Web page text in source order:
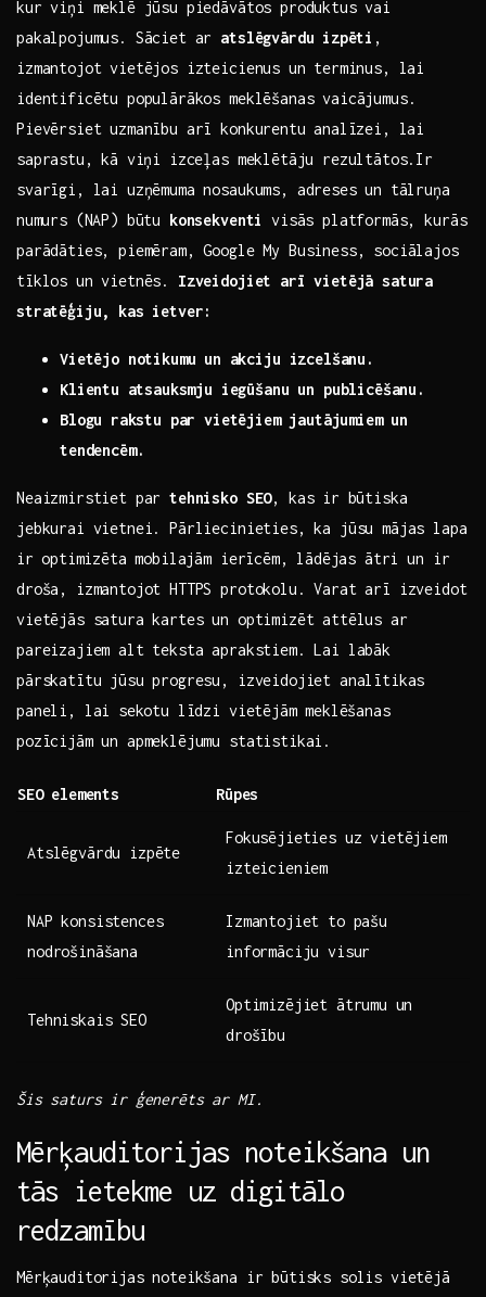
kur viņi meklē jūsu piedāvātos produktus vai
pakalpojumus. Sāciet ar atslēgvārdu ⁤izpēti ,
izmantojot vietējos izteicienus⁣ un terminus, ‍lai
identificētu populārākos meklēšanas vaicājumus.
Pievērsiet uzmanību arī konkurentu ⁤analīzei, lai
saprastu, ⁣kā viņi izceļas meklētāju rezultātos.Ir
svarīgi, lai uzņēmuma nosaukums, adreses un⁤ tālruņa
⁤numurs (NAP) būtu konsekventi visās platformās, kurās
parādāties, piemēram, Google My Business,​ sociālajos⁣
tīklos un vietnēs. Izveidojiet arī ‍vietējā satura
stratēģiju, kas ietver:
Vietējo‌ notikumu un ⁢akciju izcelšanu.
Klientu⁤ atsauksmju iegūšanu un publicēšanu.
Blogu ⁢rakstu par vietējiem⁤ jautājumiem⁣ un
tendencēm.
Neaizmirstiet partehnisko SEO, kas ir⁢ būtiska
jebkurai vietnei. Pārliecinieties, ka ‍jūsu mājas lapa
⁤ir ⁢optimizēta mobilajām ierīcēm, ⁤lādējas ātri un ir
droša, izmantojot HTTPS protokolu. Varat arī ‌izveidot
vietējās satura kartes un optimizēt attēlus ar
pareizajiem alt teksta aprakstiem. Lai labāk
pārskatītu jūsu progresu, izveidojiet analītikas
paneli, lai⁢ sekotu līdzi vietējām⁤ meklēšanas
pozīcijām un apmeklējumu statistikai.
SEO⁢ elements Rūpes
Atslēgvārdu izpēte
Fokusējieties uz ‌vietējiem
izteicieniem
NAP konsistences‌
nodrošināšana
Izmantojiet to ‌pašu​
informāciju visur
Tehniskais SEO
Optimizējiet ātrumu ⁢un
drošību
Šis saturs ir ģenerēts ar MI.
Mērķauditorijas noteikšana un⁢
tās ‍ietekme uz digitālo
redzamību
Mērķauditorijas‍ noteikšana ir būtisks solis vietējā